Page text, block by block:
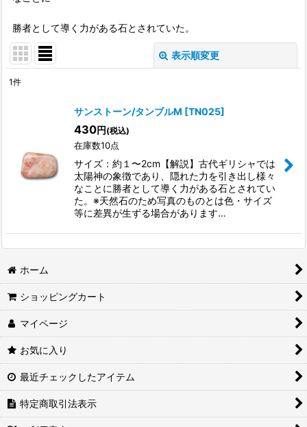
勝者として導く力がある石とされていた。
表示順変更
絞り込む
1件
サンストーン/タンブルM [TN025]
430円 (税込)
在庫数10点
サイズ：約１〜2cm【解説】古代ギリシャでは
太陽神の象徴であり、隠れた力を引き出し様々
なことに勝者として導く力がある石とされてい
た。※天然石のため写真のものとは色・サイズ
等に差異が生ずる場合があります…
ホーム
ショッピングカート
マイページ
お気に入り
最近チェックしたアイテム
特定商取引法表示